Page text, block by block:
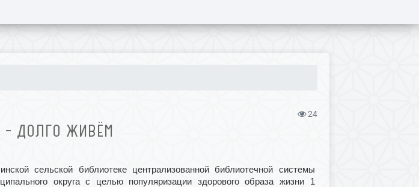
24
– ДОЛГО ЖИВЁМ
сельской библиотеке централизованной библиотечной системы
округа с целью популяризации здорового образа жизни 1